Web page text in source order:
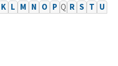
K L M N O P Q R S T U